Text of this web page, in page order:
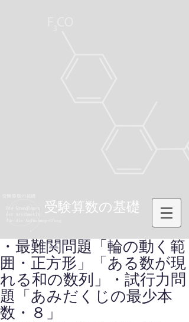
受験算数の基礎
・最難関問題「輪の動く範
囲・正方形」「ある数が現
れる和の数列」・試行力問
題「あみだくじの最少本
数・８」